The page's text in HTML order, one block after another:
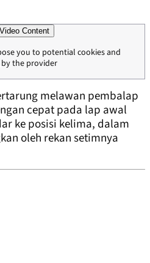
Content
you to potential cookies and
the provider
melawan pembalap
cepat pada lap awal
ke posisi kelima, dalam
oleh rekan setimnya